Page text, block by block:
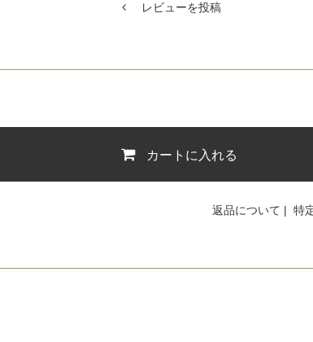
レビューを投稿
カートに入れる
返品について | 特